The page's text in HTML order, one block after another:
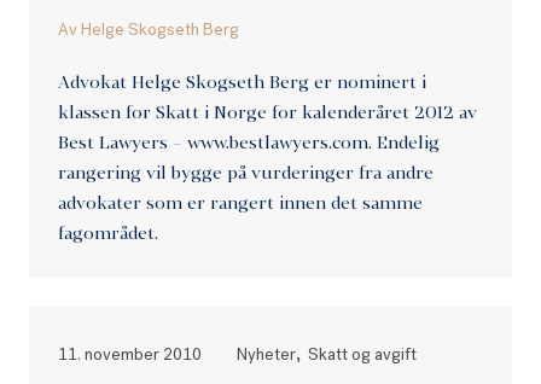
Av Helge Skogseth Berg
Advokat Helge Skogseth Berg er nominert i
klassen for Skatt i Norge for kalenderåret 2012 av
Best Lawyers – www.bestlawyers.com. Endelig
rangering vil bygge på vurderinger fra andre
advokater som er rangert innen det samme
fagområdet.
11. november 2010 Nyheter, Skatt og avgift